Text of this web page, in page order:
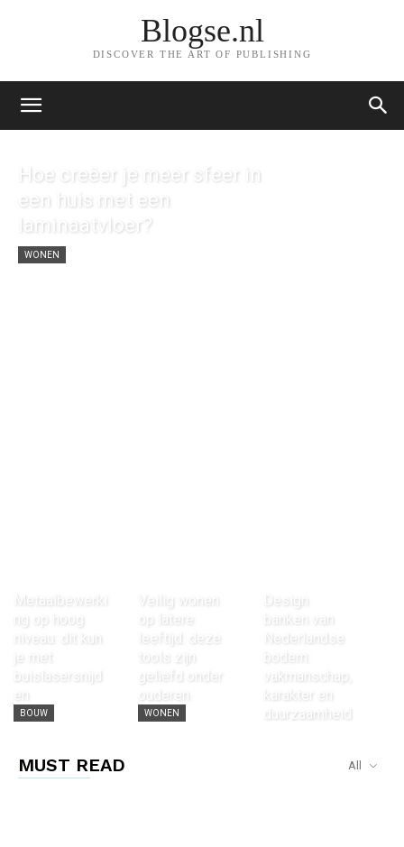
Blogse.nl
DISCOVER THE ART OF PUBLISHING
Hoe creëer je meer sfeer in
een huis met een
laminaatvloer?
WONEN
Metaalbewerki
niveau: dit kun
je met
buislasersnijd
en
BOUW
Veilig wonen
op latere
leeftijd: deze
tools zijn
geliefd onder
ouderen
WONEN
Design
banken van
Nederlandse
bodem:
vakmanschap,
karakter en
duurzaamheid
MUST READ All